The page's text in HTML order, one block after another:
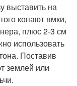
выставить на
копают ямки,
плюс 2-3 см
использовать
Поставив
землей или